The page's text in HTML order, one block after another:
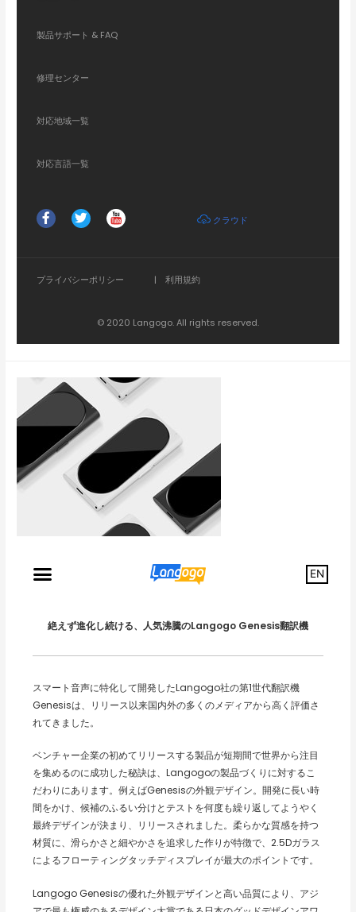
製品サポート & FAQ
修理センター
対応地域一覧
対応言語一覧
クラウド
プライバシーポリシー | 利用規約
© 2020 Langogo. All rights reserved.
EN
絶えず進化し続ける、人気沸騰のLangogo Genesis翻訳機
スマート音声に特化して開発したLangogo社の第1世代翻訳機
Genesisは、リリース以来国内外の多くのメディアから高く評価さ
れてきました。
ベンチャー企業の初めてリリースする製品が短期間で世界から注目
を集めるのに成功した秘訣は、Langogoの製品づくりに対するこ
だわりにあります。例えばGenesisの外観デザイン。開発に長い時
間をかけ、候補のふるい分けとテストを何度も繰り返してようやく
最終デザインが決まり、リリースされました。柔らかな質感を持つ
材質に、滑らかさと細やかさを追求した作りが特徴で、2.5Dガラス
によるフローティングタッチディスプレイが最大のポイントです。
Langogo Genesisの優れた外観デザインと高い品質により、アジ